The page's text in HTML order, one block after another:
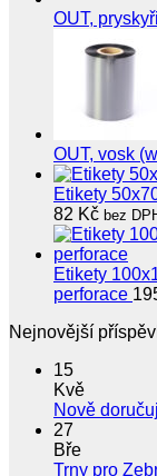
OUT,
OUT, vosk
Etikety
82 Kč bez
Etikety
perforace
Nejnovější
15
Kvě
Nově
27
Bře
Trny pro